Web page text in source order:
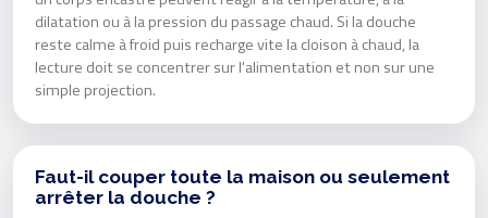
dilatation ou à la pression du passage chaud. Si la douche
reste calme à froid puis recharge vite la cloison à chaud, la
lecture doit se concentrer sur l'alimentation et non sur une
simple projection.
Faut-il couper toute la maison ou seulement
arrêter la douche ?